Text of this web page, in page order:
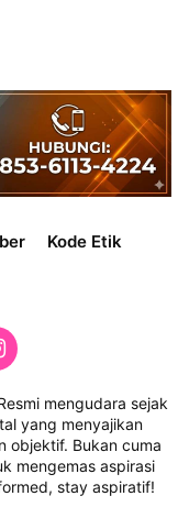
Kode Etik
mengudara sejak
yang menyajikan
objektif. Bukan cuma
mengemas aspirasi
stay aspiratif!